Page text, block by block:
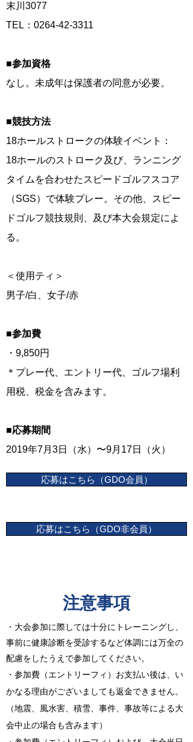
末川3077
TEL：0264-42-3311
■参加資格
なし。未成年は保護者の同意が必要。
■競技方法
18ホールストロークの体験イベント：
18ホールのストローク及び、ランニング
タイムを合わせたスピードゴルフスコア
（SGS）で体験プレー。その他、スピー
ドゴルフ競技規則、及び本大会規定によ
る。
＜使用ティ＞
男子/白、女子/赤
■参加費
・9,850円
＊プレー代、エントリー代、ゴルフ場利
用税、税金を含みます。
■応募期間
2019年7月3日（水）〜9月17日（火）
応募はこちら（GDO会員）
応募はこちら（GDO非会員）
​注意事項
・大会参加に際しては十分にトレーニングし、
事前に健康診断を受診するなど体調には万全の
配慮をしたうえで参加してください。
・参加費（エントリーフィ）お支払い後は、い
かなる理由がございましても返金できません。
（地震、風水害、積雪、事件、事故等による大
会中止の場合も含みます）